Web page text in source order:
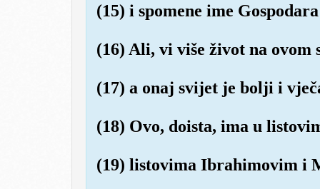
(15) i spomene ime
(16) Ali, vi više život na ovom
(17) a onaj svijet je bolji i
(18) Ovo, doista, ima u
(19) listovima Ibrahimovim i